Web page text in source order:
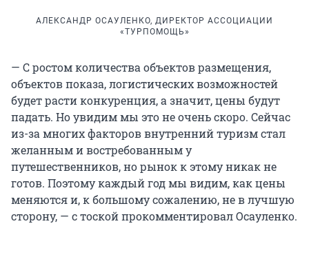
АЛЕКСАНДР ОСАУЛЕНКО, ДИРЕКТОР АССОЦИАЦИИ
«ТУРПОМОЩЬ»
— С ростом количества объектов размещения,
объектов показа, логистических возможностей
будет расти конкуренция, а значит, цены будут
падать. Но увидим мы это не очень скоро. Сейчас
из-за многих факторов внутренний туризм стал
желанным и востребованным у
путешественников, но рынок к этому никак не
готов. Поэтому каждый год мы видим, как цены
меняются и, к большому сожалению, не в лучшую
сторону, — с тоской прокомментировал Осауленко.